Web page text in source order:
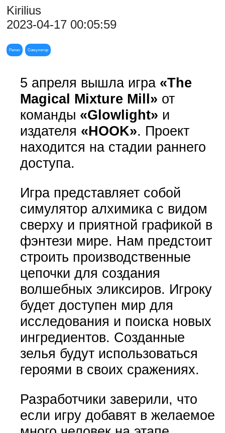
Kirilius
2023-04-17 00:05:59
Релиз Симулятор
5 апреля вышла игра «The
Magical Mixture Mill» от
команды «Glowlight» и
издателя «HOOK». Проект
находится на стадии раннего
доступа.
Игра представляет собой
симулятор алхимика с видом
сверху и приятной графикой в
фэнтези мире. Нам предстоит
строить производственные
цепочки для создания
волшебных эликсиров. Игроку
будет доступен мир для
исследования и поиска новых
ингредиентов. Созданные
зелья будут использоваться
героями в своих сражениях.
Разработчики заверили, что
если игру добавят в желаемое